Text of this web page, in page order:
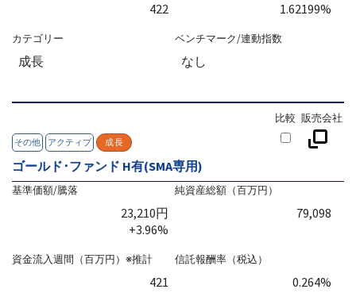
422 1.62199%
カテゴリー
成長
ベンチマーク/連動指数
なし
その他 アクティブ 成長
比較 販売会社
ゴールド･ファンド H有(SMA専用)
基準価額/騰落
23,210円
+3.96%
純資産総額（百万円）
79,098
資金流入週間（百万円）※推計
421
信託報酬率（税込）
0.264%